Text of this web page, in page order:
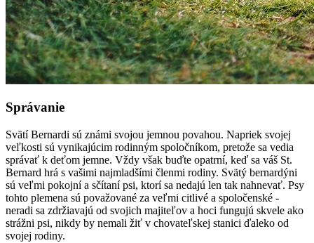
Správanie
Svätí Bernardi sú známi svojou jemnou povahou. Napriek svojej
veľkosti sú vynikajúcim rodinným spoločníkom, pretože sa vedia
správať k deťom jemne. Vždy však buďte opatrní, keď sa váš St.
Bernard hrá s vašimi najmladšími členmi rodiny. Svätý bernardýni
sú veľmi pokojní a sčítaní psi, ktorí sa nedajú len tak nahnevať. Psy
tohto plemena sú považované za veľmi citlivé a spoločenské -
neradi sa zdržiavajú od svojich majiteľov a hoci fungujú skvele ako
strážni psi, nikdy by nemali žiť v chovateľskej stanici ďaleko od
svojej rodiny.